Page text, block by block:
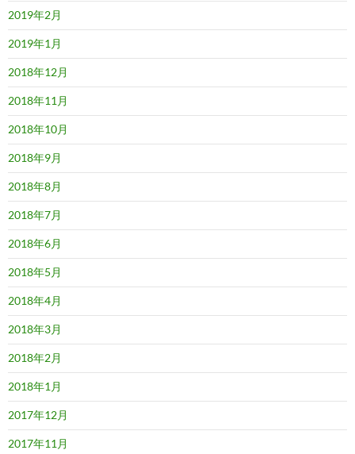
2019年2月
2019年1月
2018年12月
2018年11月
2018年10月
2018年9月
2018年8月
2018年7月
2018年6月
2018年5月
2018年4月
2018年3月
2018年2月
2018年1月
2017年12月
2017年11月